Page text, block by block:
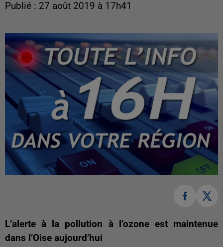
Publié : 27 août 2019 à 17h41
L’alerte à la pollution à l’ozone est maintenue
dans l’Oise aujourd’hui